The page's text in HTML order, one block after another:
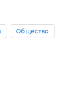
Общество